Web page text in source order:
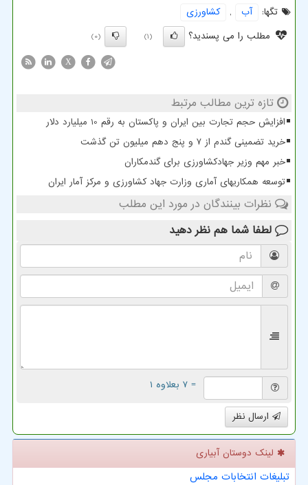
تگها:
آب ,
كشاورزی
مطلب را می پسندید؟
(1)
(0)
X
تازه ترین مطالب مرتبط
افزایش حجم تجارت بین ایران و پاکستان به رقم 10 میلیارد دلار
خرید تضمینی گندم از ۷ و پنج دهم میلیون تن گذشت
خبر مهم وزیر جهادکشاورزی برای گندمکاران
توسعه همکاریهای آماری وزارت جهاد کشاورزی و مرکز آمار ایران
نظرات بینندگان در مورد این مطلب
لطفا شما هم نظر دهید
= ۷ بعلاوه ۱
ارسال نظر
لینک دوستان آبیاری
تبلیغات انتخابات مجلس